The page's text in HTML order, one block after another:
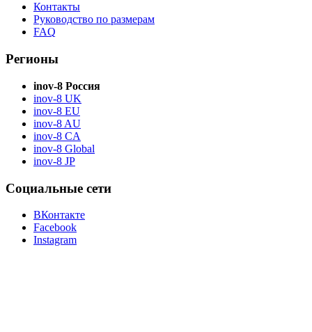
Контакты
Руководство по размерам
FAQ
Регионы
inov-8 Россия
inov-8 UK
inov-8 EU
inov-8 AU
inov-8 CA
inov-8 Global
inov-8 JP
Социальные сети
ВКонтакте
Facebook
Instagram